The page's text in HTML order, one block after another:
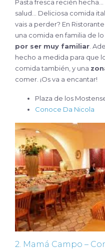
Pasta fresca recién
salud… Deliciosa comida
vais a perder? En
una comida en familia de
por ser muy familiar .
hecho a medida para que
comida también, y una
comer. ¡Os va a encantar!
Plaza de los
Conoce Da Nicola
2. Mamá Campo –